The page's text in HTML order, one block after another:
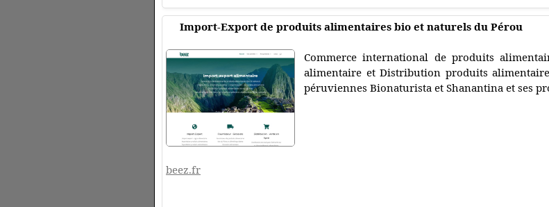
Import-Export de produits alimentaires bio et naturels du Pérou
Commerce international de produits
alimentaire et Distribution produits
péruviennes Bionaturista et Shanantina et ses
beez.fr